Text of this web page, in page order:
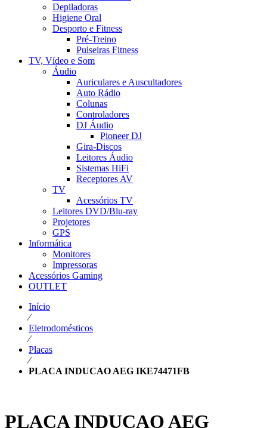
Depiladoras
Higiene Oral
Desporto e Fitness
Pré-Treino
Pulseiras Fitness
TV, Vídeo e Som
Áudio
Auriculares e Auscultadores
Auto Rádio
Colunas
Controladores
DJ Áudio
Pioneer DJ
Gira-Discos
Leitores Áudio
Sistemas HiFi
Receptores AV
TV
Acessórios TV
Leitores DVD/Blu-ray
Projetores
GPS
Informática
Monitores
Impressoras
Acessórios Gaming
OUTLET
Início
⁄
Eletrodomésticos
⁄
Placas
⁄
PLACA INDUCAO AEG IKE74471FB
PLACA INDUCAO AEG